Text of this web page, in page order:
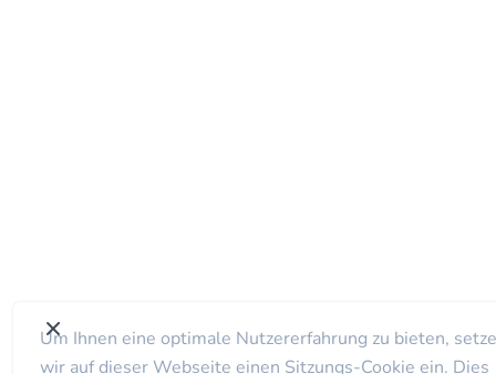
Um Ihnen eine optimale Nutzererfahrung zu bieten,
wir auf dieser Webseite einen Sitzungs-Cookie ein. Dies